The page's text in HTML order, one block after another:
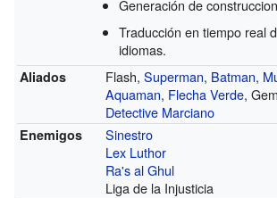
Generación de
Traducción en tiempo real
idiomas.
Aliados Flash,Superman, Batman,
Aquaman, Flecha Verde,
Detective Marciano
Enemigos
Sinestro
Lex Luthor
Ra's al Ghul
Liga de la Injusticia